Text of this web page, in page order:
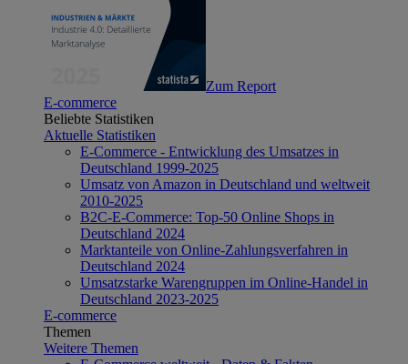
Zum Report
E-commerce
Beliebte Statistiken
Aktuelle Statistiken
E-Commerce - Entwicklung des Umsatzes in
Deutschland 1999-2025
Umsatz von Amazon in Deutschland und weltweit
2010-2025
B2C-E-Commerce: Top-50 Online Shops in
Deutschland 2024
Marktanteile von Online-Zahlungsverfahren in
Deutschland 2024
Umsatzstarke Warengruppen im Online-Handel in
Deutschland 2023-2025
E-commerce
Themen
Weitere Themen